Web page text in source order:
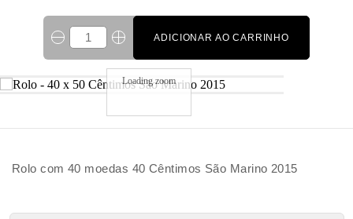
ADICIONAR AO CARRINHO
Loading zoom
Rolo com 40 moedas 40 Cêntimos São Marino 2015